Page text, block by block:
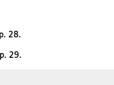
28.
29.